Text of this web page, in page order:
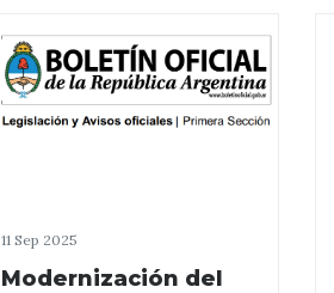
11 Sep 2025
Modernización del